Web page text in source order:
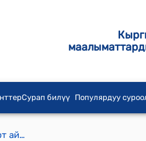
Сурап билүү Популярдуу
Көк-Арт айылдык кеңешинин 2024-жылынын 17-декабрындагы №4 “Көк-Арт айылдык кеңеши тарабынан 2022-жылдын 04-мартындагы кабыл алынган №16 сандуу токтомун жокко чыгаруу жөнундө” токтому